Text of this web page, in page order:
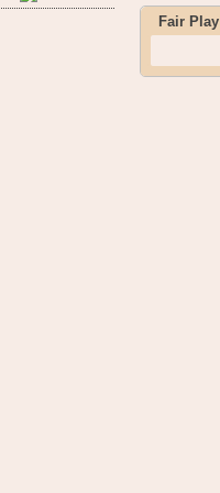
Fair Play